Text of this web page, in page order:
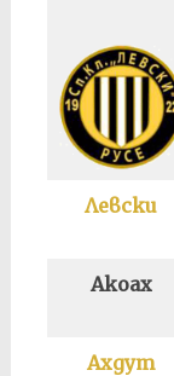
Левски
Акоах
Ахдут